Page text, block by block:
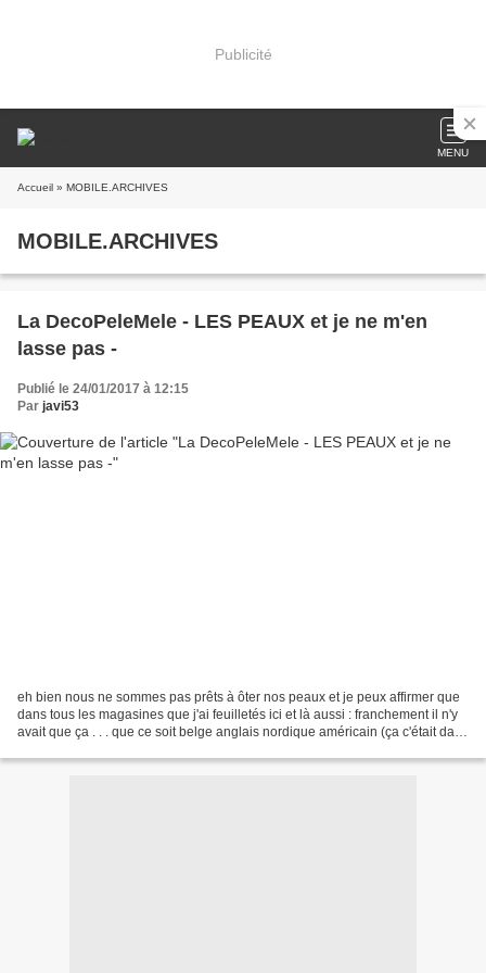
Publicité
MENU
Accueil » MOBILE.ARCHIVES
MOBILE.ARCHIVES
La DecoPeleMele - LES PEAUX et je ne m'en
lasse pas -
Publié le 24/01/2017 à 12:15
Par javi53
eh bien nous ne sommes pas prêts à ôter nos peaux et je peux affirmer que
dans tous les magasines que j'ai feuilletés ici et là aussi : franchement il n'y
avait que ça . . . que ce soit belge anglais nordique américain (ça c'était dans